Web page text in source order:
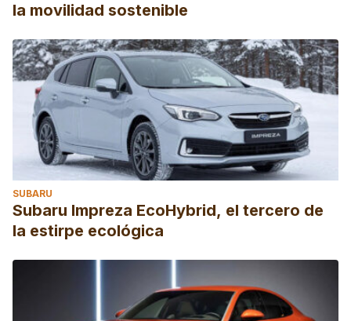
la movilidad sostenible
SUBARU
Subaru Impreza EcoHybrid, el tercero de
la estirpe ecológica